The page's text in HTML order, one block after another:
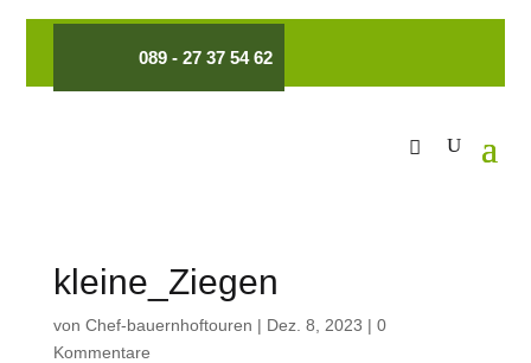
089 - 27 37 54 62
kleine_Ziegen
von Chef-bauernhoftouren | Dez. 8, 2023 | 0
Kommentare